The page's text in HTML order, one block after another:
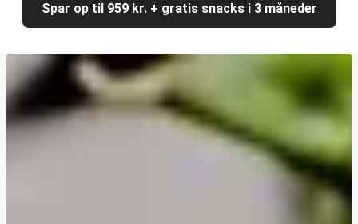
Krydret linse-dhal
Cajunpaneret halloumi
Hurtig misostegt svampegirasoli med kylling
Shawarma med veggiestykker og zucchini
'Cheesy' grøntsagslasagne
Hurtig misostegt svampegirasoli
Middelhavsinspireret gedeost-orzo med kylling
Spar op til 959 kr. + gratis snacks i 3 måneder